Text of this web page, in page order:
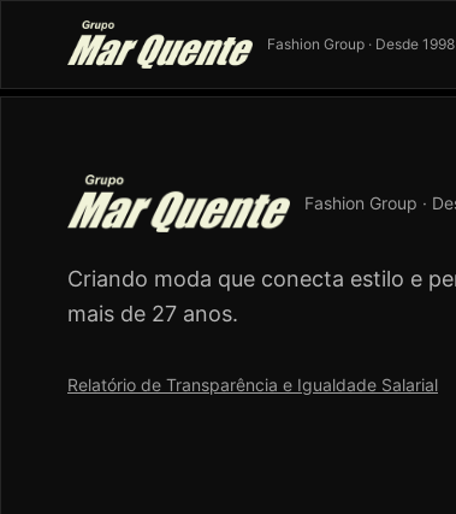
Fashion Group · Desde 1998
Fashion Group ·
Criando moda que conecta estilo e
mais de 27 anos.
Relatório de Transparência e Igualdade Salarial